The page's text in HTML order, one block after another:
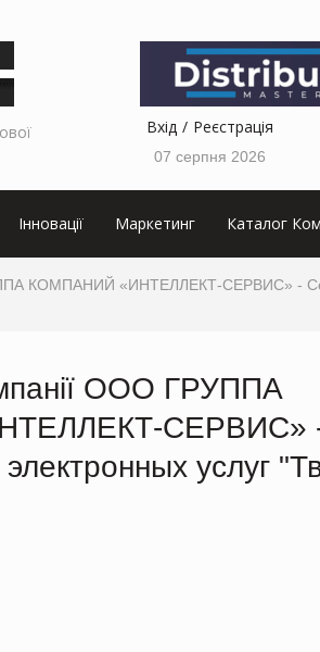
Вхід Реєстрація
07 серпня 2026
Інновації Маркетинг Каталог
КОМПАНИЙ «ИНТЕЛЛЕКТ-СЕРВИС» - Сеть
OOO ГРУППА
СЕРВИС»
услуг